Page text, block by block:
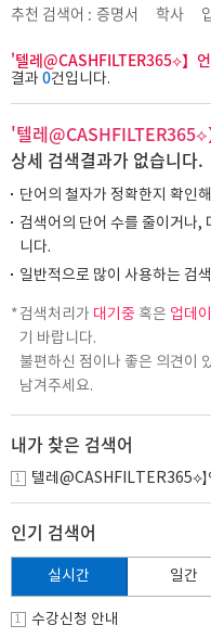
추천 검색어 : 증명서 학사
'텔레@CASHFILTER365⟡】
결과 0건입니다.
'텔레
상세 검색결과가 없습니다.
단어의 철자가 정확한지 확인
검색어의 단어 수를 줄이거나,
니다.
일반적으로 많이 사용하는 검
검색처리가 대기중 혹은 업데
기 바랍니다.
불편하신 점이나 좋은 의견이
남겨주세요.
내가 찾은 검색어
1 텔레@CASHFILTER365⟡】
인기 검색어
실시간 일간
1 수강신청 안내